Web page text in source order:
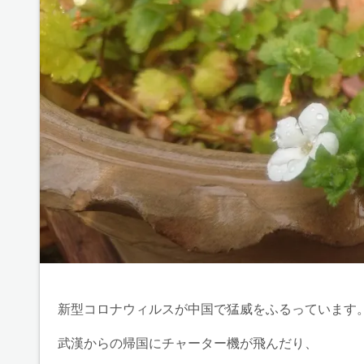
新型コロナウィルスが中国で猛威をふるっています
武漢からの帰国にチャーター機が飛んだり、